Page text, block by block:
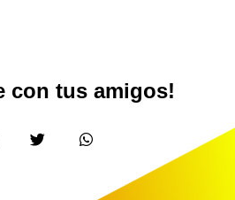
con tus amigos!